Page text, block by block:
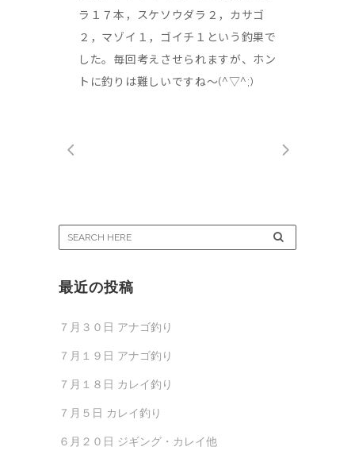
ラ１７本，スケソウダラ２，カサゴ
２，マゾイ１，ゴイチ１という釣果で
した。毎回考えさせられますが、ホン
トに釣りは難しいですね～(^▽^;)
最近の投稿
７月３０日 アナゴ釣り
７月１９日 アナゴ釣り
７月１８日 カレイ釣り
７月５日 カレイ釣り
６月２０日 ジギング・カレイ他